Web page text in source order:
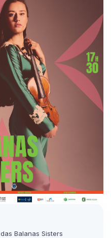
Balanas Sisters